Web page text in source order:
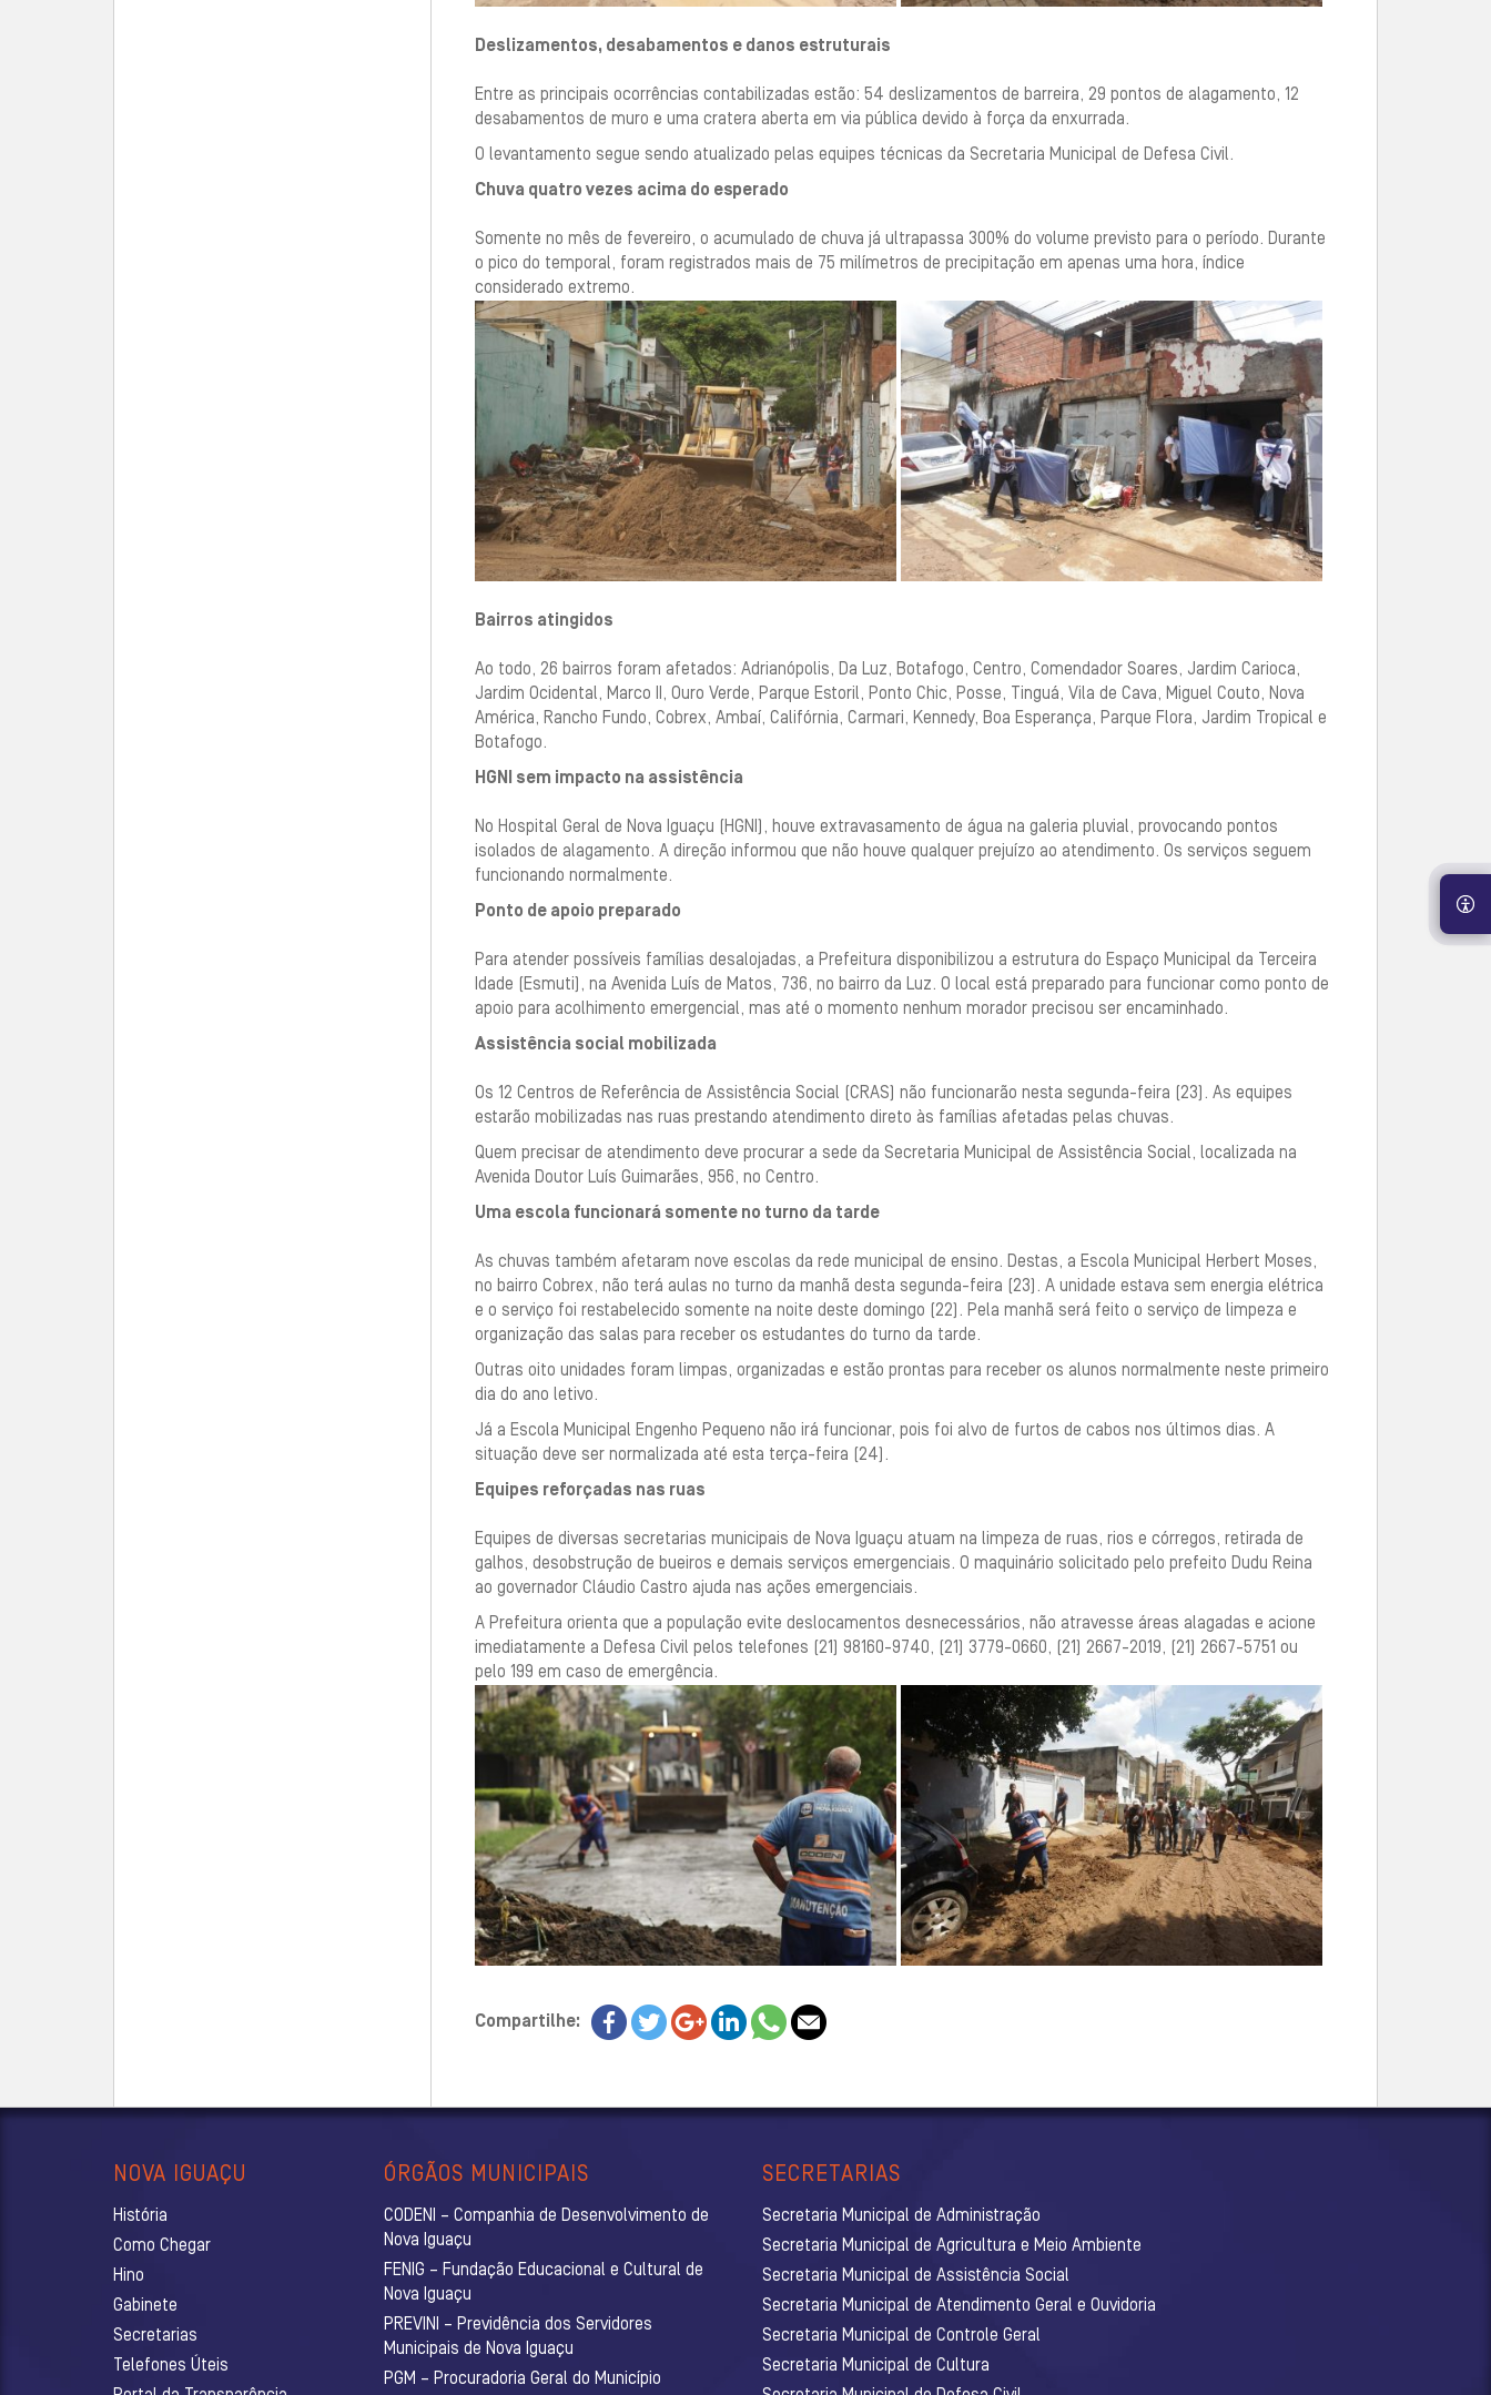
Deslizamentos, desabamentos e danos estruturais
Entre as principais ocorrências contabilizadas estão: 54 deslizamentos de barreira, 29 pontos de alagamento, 12
desabamentos de muro e uma cratera aberta em via pública devido à força da enxurrada.
O levantamento segue sendo atualizado pelas equipes técnicas da Secretaria Municipal de Defesa Civil.
Chuva quatro vezes acima do esperado
Somente no mês de fevereiro, o acumulado de chuva já ultrapassa 300% do volume previsto para o período. Durante
o pico do temporal, foram registrados mais de 75 milímetros de precipitação em apenas uma hora, índice
considerado extremo.
Bairros atingidos
Ao todo, 26 bairros foram afetados: Adrianópolis, Da Luz, Botafogo, Centro, Comendador Soares, Jardim Carioca,
Jardim Ocidental, Marco II, Ouro Verde, Parque Estoril, Ponto Chic, Posse, Tinguá, Vila de Cava, Miguel Couto, Nova
América, Rancho Fundo, Cobrex, Ambaí, Califórnia, Carmari, Kennedy, Boa Esperança, Parque Flora, Jardim Tropical e
Botafogo.
HGNI sem impacto na assistência
No Hospital Geral de Nova Iguaçu (HGNI), houve extravasamento de água na galeria pluvial, provocando pontos
isolados de alagamento. A direção informou que não houve qualquer prejuízo ao atendimento. Os serviços seguem
funcionando normalmente.
Ponto de apoio preparado
Para atender possíveis famílias desalojadas, a Prefeitura disponibilizou a estrutura do Espaço Municipal da Terceira
Idade (Esmuti), na Avenida Luís de Matos, 736, no bairro da Luz. O local está preparado para funcionar como ponto de
apoio para acolhimento emergencial, mas até o momento nenhum morador precisou ser encaminhado.
Assistência social mobilizada
Os 12 Centros de Referência de Assistência Social (CRAS) não funcionarão nesta segunda-feira (23). As equipes
estarão mobilizadas nas ruas prestando atendimento direto às famílias afetadas pelas chuvas.
Quem precisar de atendimento deve procurar a sede da Secretaria Municipal de Assistência Social, localizada na
Avenida Doutor Luís Guimarães, 956, no Centro.
Uma escola funcionará somente no turno da tarde
As chuvas também afetaram nove escolas da rede municipal de ensino. Destas, a Escola Municipal Herbert Moses,
no bairro Cobrex, não terá aulas no turno da manhã desta segunda-feira (23). A unidade estava sem energia elétrica
e o serviço foi restabelecido somente na noite deste domingo (22). Pela manhã será feito o serviço de limpeza e
organização das salas para receber os estudantes do turno da tarde.
Outras oito unidades foram limpas, organizadas e estão prontas para receber os alunos normalmente neste primeiro
dia do ano letivo.
Já a Escola Municipal Engenho Pequeno não irá funcionar, pois foi alvo de furtos de cabos nos últimos dias. A
situação deve ser normalizada até esta terça-feira (24).
Equipes reforçadas nas ruas
Equipes de diversas secretarias municipais de Nova Iguaçu atuam na limpeza de ruas, rios e córregos, retirada de
galhos, desobstrução de bueiros e demais serviços emergenciais. O maquinário solicitado pelo prefeito Dudu Reina
ao governador Cláudio Castro ajuda nas ações emergenciais.
A Prefeitura orienta que a população evite deslocamentos desnecessários, não atravesse áreas alagadas e acione
imediatamente a Defesa Civil pelos telefones (21) 98160-9740, (21) 3779-0660, (21) 2667-2019, (21) 2667-5751 ou
pelo 199 em caso de emergência.
Compartilhe:
NOVA IGUAÇU
História
Como Chegar
Hino
Gabinete
Secretarias
Telefones Úteis
ÓRGÃOS MUNICIPAIS
CODENI – Companhia de Desenvolvimento de
Nova Iguaçu
FENIG – Fundação Educacional e Cultural de
Nova Iguaçu
PREVINI – Previdência dos Servidores
Municipais de Nova Iguaçu
PGM – Procuradoria Geral do Município
SECRETARIAS
Secretaria Municipal de Administração
Secretaria Municipal de Agricultura e Meio Ambiente
Secretaria Municipal de Assistência Social
Secretaria Municipal de Atendimento Geral e Ouvidoria
Secretaria Municipal de Controle Geral
Secretaria Municipal de Cultura